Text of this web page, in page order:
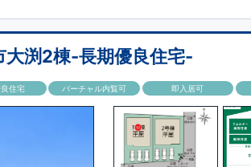
で
お手入れ簡単◎
料点検と、最長60年間の品質保証を実施。
考え、アフターサービスを外部の業者に委託せず、
株式会社」にて責任をもって対応いたします。
渕2棟-長期優良住宅-
住宅 バーチャル内覧可 即入居可